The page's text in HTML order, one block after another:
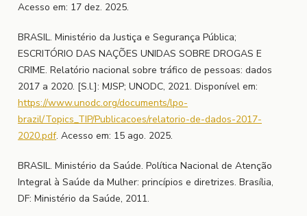
Acesso em: 17 dez. 2025.
BRASIL. Ministério da Justiça e Segurança Pública;
ESCRITÓRIO DAS NAÇÕES UNIDAS SOBRE DROGAS E
CRIME. Relatório nacional sobre tráfico de pessoas: dados
2017 a 2020. [S.l.]: MJSP; UNODC, 2021. Disponível em:
https://www.unodc.org/documents/lpo-
brazil/Topics_TIP/Publicacoes/relatorio-de-dados-2017-
2020.pdf. Acesso em: 15 ago. 2025.
BRASIL. Ministério da Saúde. Política Nacional de Atenção
Integral à Saúde da Mulher: princípios e diretrizes. Brasília,
DF: Ministério da Saúde, 2011.